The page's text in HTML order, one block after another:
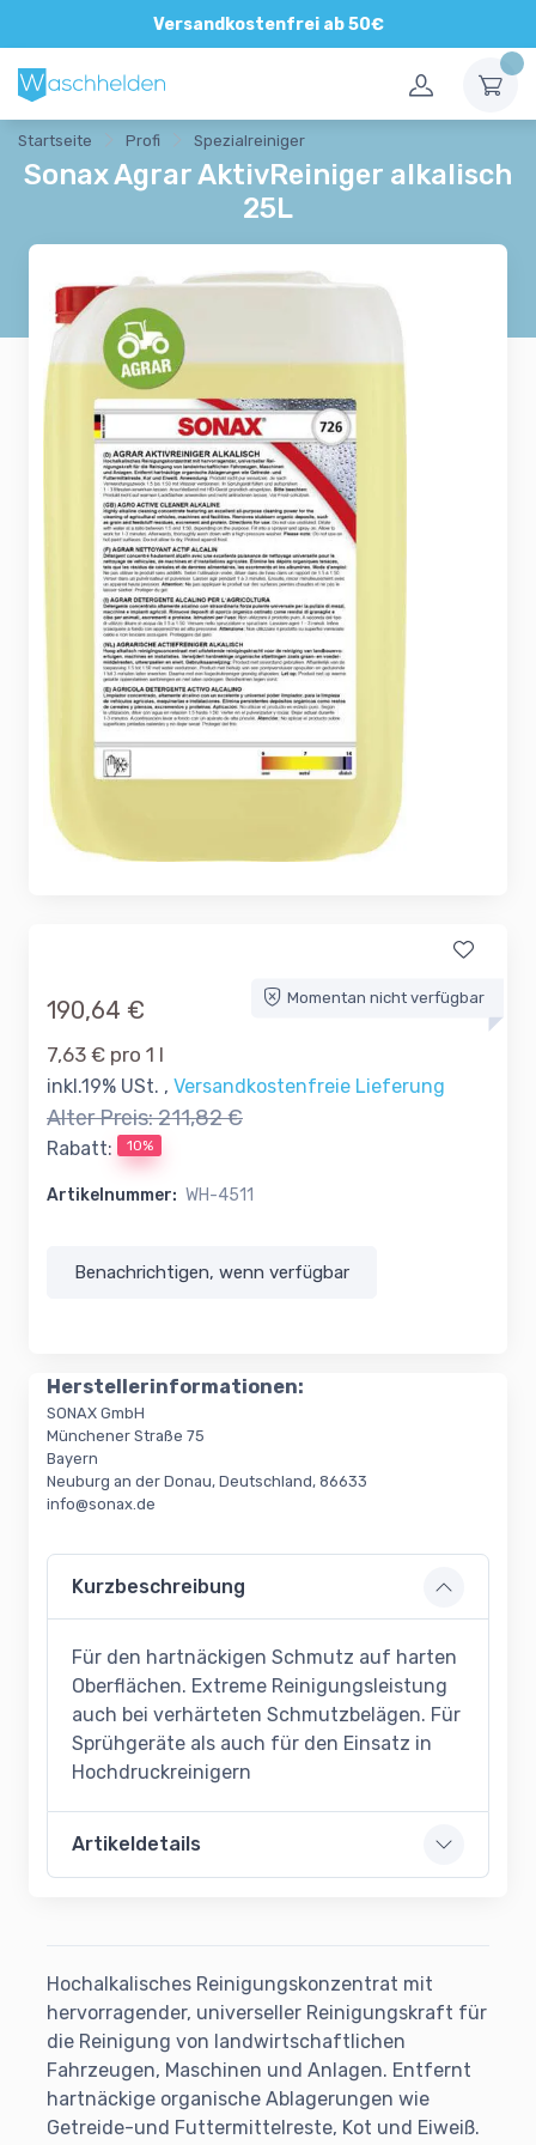
Versandkostenfrei ab 50€
Startseite Profi Spezialreiniger
Sonax Agrar AktivReiniger alkalisch
25L
Momentan nicht verfügbar
190,64 €
7,63 € pro 1 l
inkl.19% USt. , Versandkostenfreie Lieferung
Alter Preis:211,82 €
Rabatt: 10%
Artikelnummer: WH-4511
Benachrichtigen, wenn verfügbar
Herstellerinformationen:
SONAX GmbH
Münchener Straße 75
Bayern
Neuburg an der Donau, Deutschland, 86633
info@sonax.de
Kurzbeschreibung
Für den hartnäckigen Schmutz auf harten
Oberflächen. Extreme Reinigungsleistung
auch bei verhärteten Schmutzbelägen. Für
Sprühgeräte als auch für den Einsatz in
Hochdruckreinigern
Artikeldetails
Hochalkalisches Reinigungskonzentrat mit
hervorragender, universeller Reinigungskraft für
die Reinigung von landwirtschaftlichen
Fahrzeugen, Maschinen und Anlagen. Entfernt
hartnäckige organische Ablagerungen wie
Getreide-und Futtermittelreste, Kot und Eiweiß.